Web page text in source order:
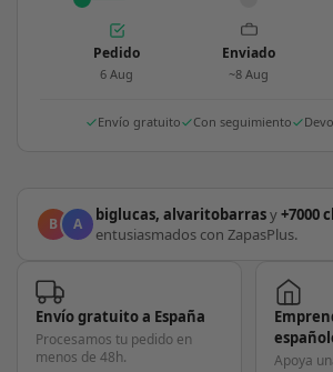
Pedido
6 Aug
Enviado
~8 Aug
Envío gratuito Con seguimiento
B A biglucas, alvaritobarrasy+7000
entusiasmados con ZapasPlus.
Envío gratuito a España
Procesamos tu pedido en
menos de 48h.
Apoya